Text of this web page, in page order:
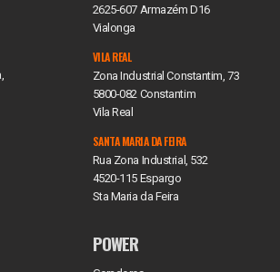
2625-607 Armazém D16
Vialonga
VILA REAL
Zona Industrial Constantim, 73
5800-082 Constantim
Vila Real
SANTA MARIA DA FEIRA
Rua Zona Industrial, 532
4520-115 Espargo
Sta Maria da Feira
POWER